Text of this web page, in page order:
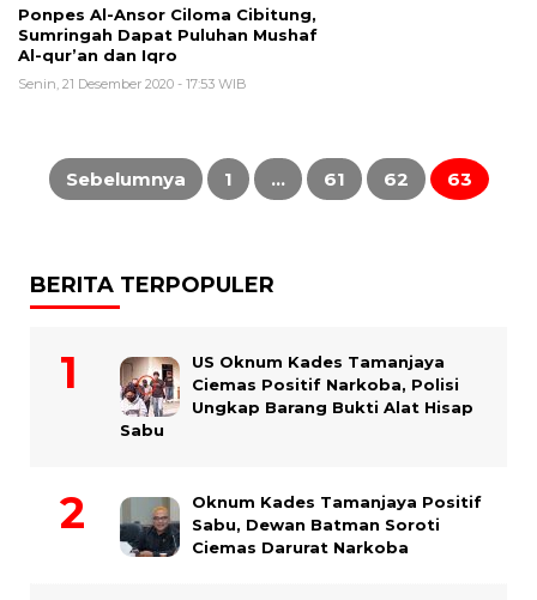
Ponpes Al-Ansor Ciloma Cibitung,
Sumringah Dapat Puluhan Mushaf
Al-qur’an dan Iqro
Senin, 21 Desember 2020 - 17:53 WIB
Paginasi
pos
Sebelumnya 1 … 61 62 63
BERITA TERPOPULER
US Oknum Kades Tamanjaya
Ciemas Positif Narkoba, Polisi
Ungkap Barang Bukti Alat Hisap
Sabu
Oknum Kades Tamanjaya Positif
Sabu, Dewan Batman Soroti
Ciemas Darurat Narkoba